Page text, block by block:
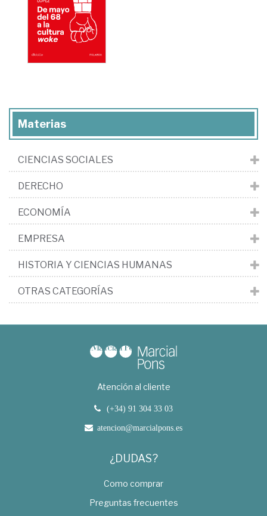
Materias
CIENCIAS SOCIALES
DERECHO
ECONOMÍA
EMPRESA
HISTORIA Y CIENCIAS HUMANAS
OTRAS CATEGORÍAS
Atención al cliente
(+34) 91 304 33 03
atencion@marcialpons.es
¿DUDAS?
Como comprar
Preguntas frecuentes